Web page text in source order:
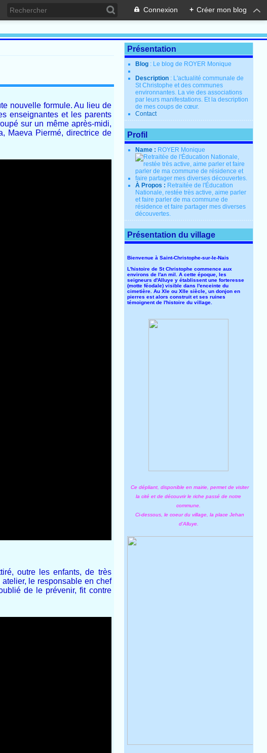
Connexion + Créer mon blog
nouvelle formule. Au lieu de
enseignantes et les parents
sur un même après-midi,
Maeva Piermé, directrice de
outre les enfants, de très
le responsable en chef
de le prévenir, fit contre
Présentation
Blog : Le blog de ROYER Monique
Description : L'actualité communale de
St Christophe et des communes
environnantes. La vie des associations
par leurs manifestations. Et la description
de mes coups de cœur.
Contact
Profil
Name : ROYER Monique
À Propos : Retraitée de l'Éducation
Nationale, restée très active, aime parler
et faire parler de ma commune de
résidence et faire partager mes diverses
découvertes.
Présentation du village
Bienvenue à Saint-Christophe-sur-le-Nais
L'histoire de St Christophe commence aux
environs de l'an mil. A cette époque, les
seigneurs d'Alluye y établissent une forteresse
(motte féodale) visible dans l'enceinte du
cimetière. Au XIe ou XIIe siècle, un donjon en
pierres est alors construit et ses ruines
témoignent de l'histoire du village.
Ce dépliant, disponible en mairie, permet de visiter
la cité et de découvrir le riche passé de notre
commune.
Ci-dessous, le coeur du village, la place Jehan
d'Alluye.